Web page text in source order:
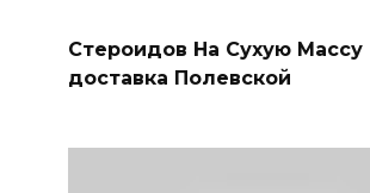
Стероидов На Сухую Массу
доставка Полевской